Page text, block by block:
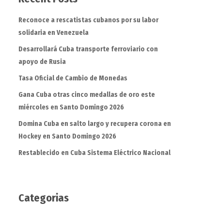
Reconoce a rescatistas cubanos por su labor
solidaria en Venezuela
Desarrollará Cuba transporte ferroviario con
apoyo de Rusia
Tasa Oficial de Cambio de Monedas
Gana Cuba otras cinco medallas de oro este
miércoles en Santo Domingo 2026
Domina Cuba en salto largo y recupera corona en
Hockey en Santo Domingo 2026
Restablecido en Cuba Sistema Eléctrico Nacional
Categorias